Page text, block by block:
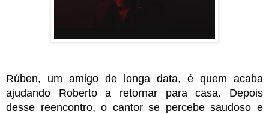
Rúben, um amigo de longa data, é quem acaba
ajudando Roberto a retornar para casa. Depois
desse reencontro, o cantor se percebe saudoso e